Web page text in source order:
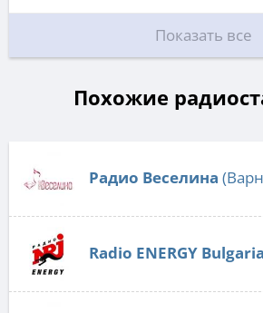
Показать все
Похожие
Радио Веселина
Radio ENERGY Bulgaria